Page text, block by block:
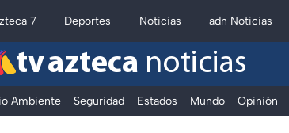
7 Deportes Noticias adn Noticias
tv azteca noticias
Ambiente Seguridad Estados Mundo Opinión